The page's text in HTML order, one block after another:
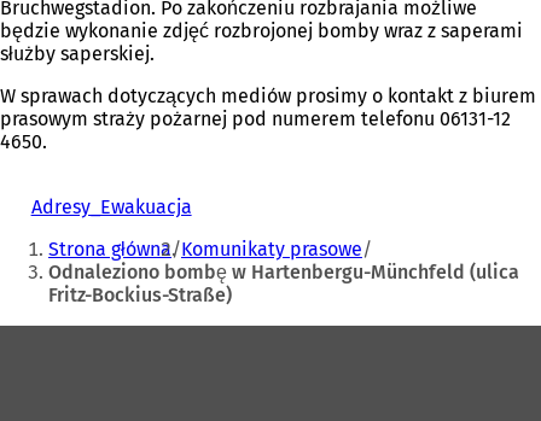
Bruchwegstadion. Po zakończeniu rozbrajania możliwe
będzie wykonanie zdjęć rozbrojonej bomby wraz z saperami
służby saperskiej.
W sprawach dotyczących mediów prosimy o kontakt z biurem
prasowym straży pożarnej pod numerem telefonu 06131-12
4650.
Adresy_Ewakuacja
Jesteś
tutaj:
Strona główna Komunikaty prasowe
Odnaleziono bombę w Hartenbergu-Münchfeld (ulica
Fritz-Bockius-Straße)